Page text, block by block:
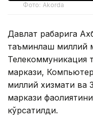
Фото: Akorda
Давлат раҳбарига
таъминлаш миллий
Телекоммуникация
маркази,
миллий хизмати ва
маркази
кўрсатилди.